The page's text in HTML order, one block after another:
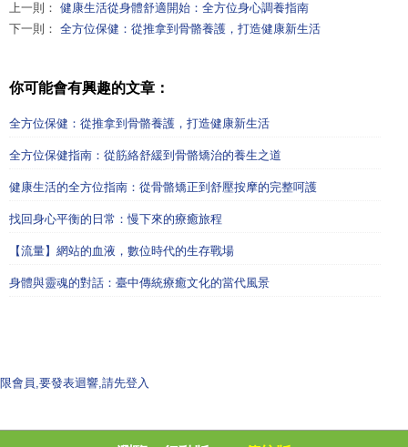
上一則： 健康生活從身體舒適開始：全方位身心調養指南
下一則： 全方位保健：從推拿到骨骼養護，打造健康新生活
你可能會有興趣的文章：
全方位保健：從推拿到骨骼養護，打造健康新生活
全方位保健指南：從筋絡舒緩到骨骼矯治的養生之道
健康生活的全方位指南：從骨骼矯正到舒壓按摩的完整呵護
找回身心平衡的日常：慢下來的療癒旅程
【流量】網站的血液，數位時代的生存戰場
身體與靈魂的對話：臺中傳統療癒文化的當代風景
限會員,要發表迴響,請先登入